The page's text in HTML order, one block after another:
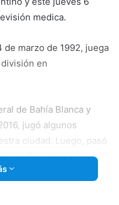
medica.
marzo de 1992, juega
en
de Bahía Blanca y
jugó algunos
ciudad. Luego, pasó
a Brown de Madryn.